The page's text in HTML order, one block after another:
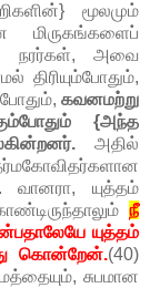
மூலமும்
மிருகங்களைப்
நரர்கள், அவை
திரியும்போதும்,
கவனமற்று
{அந்த
அதில்
வானரா, யுத்தம்
நீ
யுத்தம்
கொன்றேன்.(40)
சுபமான